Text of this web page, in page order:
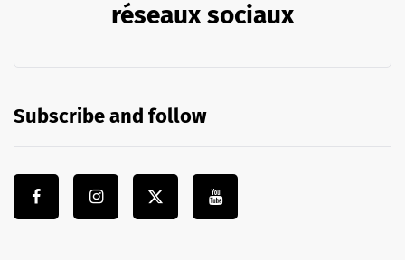
réseaux sociaux
Subscribe and follow